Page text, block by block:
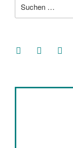
nach:
facebooksoundcloud
twitter